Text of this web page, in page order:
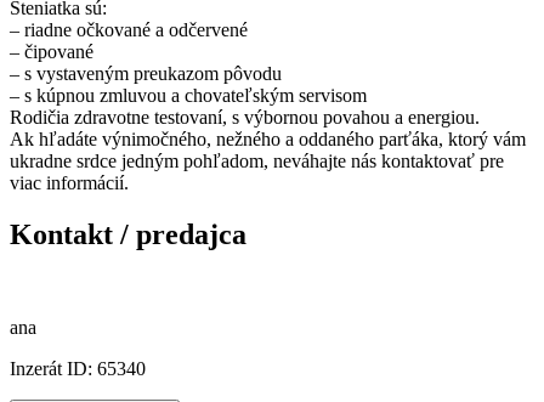
Šteniatka sú:
– riadne očkované a odčervené
– čipované
– s vystaveným preukazom pôvodu
– s kúpnou zmluvou a chovateľským servisom
Rodičia zdravotne testovaní, s výbornou povahou a energiou.
Ak hľadáte výnimočného, nežného a oddaného parťáka, ktorý vám
ukradne srdce jedným pohľadom, neváhajte nás kontaktovať pre
viac informácií.
Kontakt / predajca
ana
Inzerát ID: 65340